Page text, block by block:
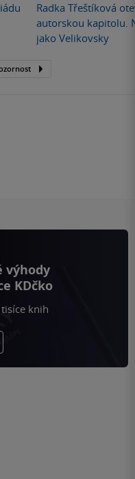
Radka Třeštíková
autorskou kapitolu.
jako Velikovsky
výhody
KDčko
knih